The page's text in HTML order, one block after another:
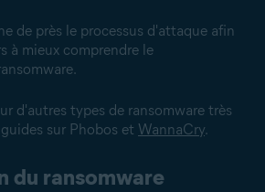
de près le processus d'attaque afin
à mieux comprendre le
d'autres types de ransomware très
sur Phobos et WannaCry.
du ransomware